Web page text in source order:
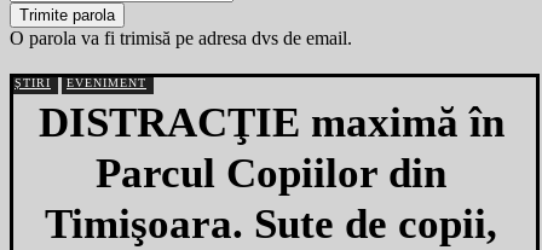
O parola va fi trimisă pe adresa dvs de email.
ȘTIRI EVENIMENT
DISTRACŢIE maximă în
Parcul Copiilor din
Timişoara. Sute de copii,